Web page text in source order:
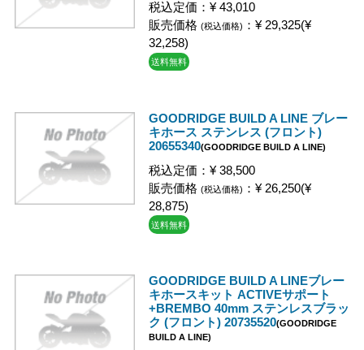
税込定価：¥ 43,010
販売価格 (税込価格) ：¥ 29,325(¥
32,258)
送料無料
GOODRIDGE BUILD A LINE ブレー
キホース ステンレス (フロント)
20655340(GOODRIDGE BUILD A LINE)
税込定価：¥ 38,500
販売価格 (税込価格) ：¥ 26,250(¥
28,875)
送料無料
GOODRIDGE BUILD A LINEブレー
キホースキット ACTIVEサポート
+BREMBO 40mm ステンレスブラッ
ク (フロント) 20735520(GOODRIDGE
BUILD A LINE)